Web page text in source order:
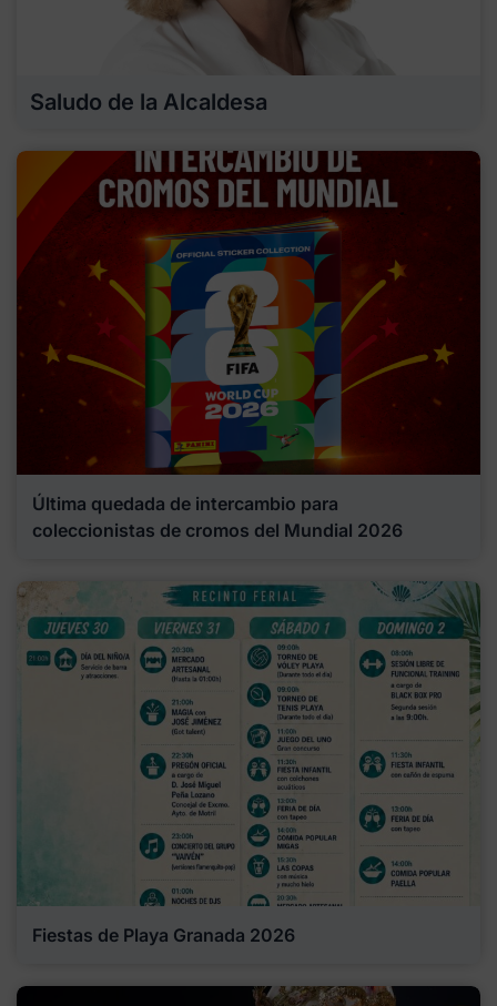
Saludo de la Alcaldesa
Última quedada de intercambio para
coleccionistas de cromos del Mundial 2026
Fiestas de Playa Granada 2026